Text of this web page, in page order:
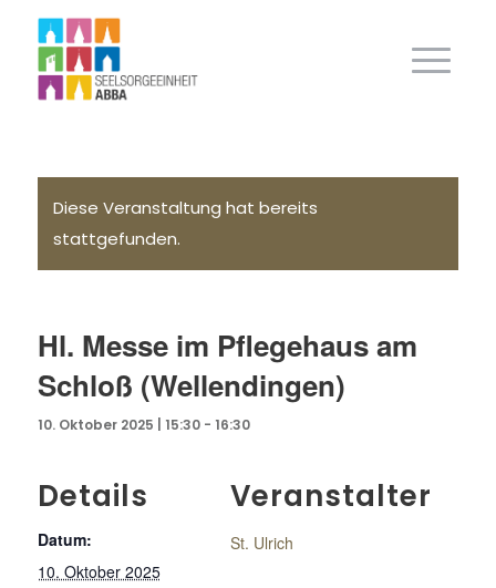
Diese Veranstaltung hat bereits
stattgefunden.
Hl. Messe im Pflegehaus am
Schloß (Wellendingen)
10. Oktober 2025 | 15:30- 16:30
Details
Datum:
10. Oktober 2025
Veranstalter
St. Ulrich